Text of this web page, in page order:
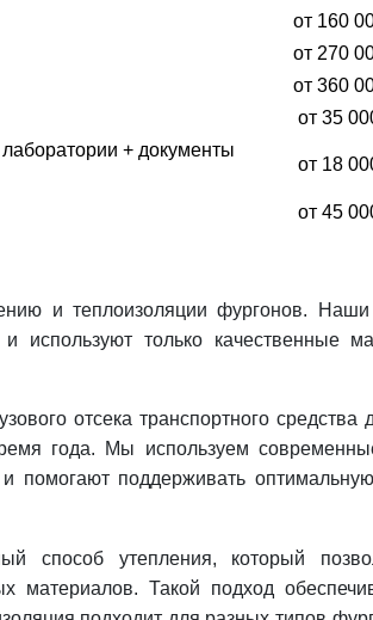
от 160
от 270
от 360
от 35
+ документы
от 18
от 45
и теплоизоляции фургонов. Наши
только качественные
отсека транспортного средства
года. Мы используем
помогают поддерживать
утепления, который
материалов. Такой подход